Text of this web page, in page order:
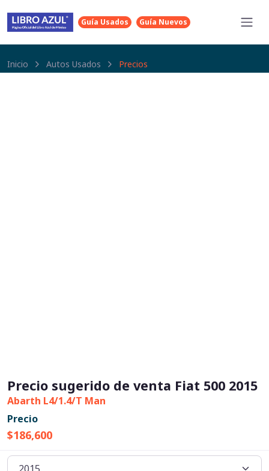
Guía Usados Guía Nuevos
Inicio Autos Usados Precios
Precio sugerido de venta Fiat 500 2015
Abarth L4/1.4/T Man
Precio
$186,600